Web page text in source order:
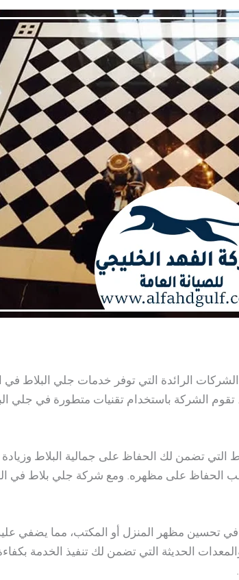
الرائدة التي توفر خدمات جلي البلاط
الشركة باستخدام تقنيات متطورة في جلي
تضمن لك الحفاظ على جمالية البلاط
الحفاظ على مظهره. ومع شركة جلي بلاط في
تحسين مظهر المنزل أو المكتب، مما يضفي
الحديثة التي تضمن لك تنفيذ الخدمة